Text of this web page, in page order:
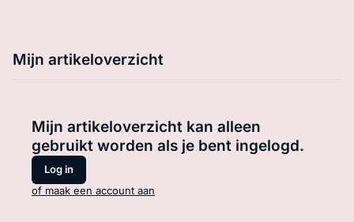
Mijn artikeloverzicht
Mijn artikeloverzicht kan alleen
gebruikt worden als je bent ingelogd.
Log in
of maak een account aan